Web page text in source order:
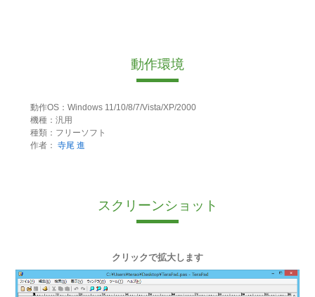
動作環境
動作OS：Windows 11/10/8/7/Vista/XP/2000
機種：汎用
種類：フリーソフト
作者： 寺尾 進
スクリーンショット
クリックで拡大します